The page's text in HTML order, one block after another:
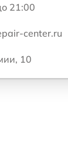
21:00
center.ru
10